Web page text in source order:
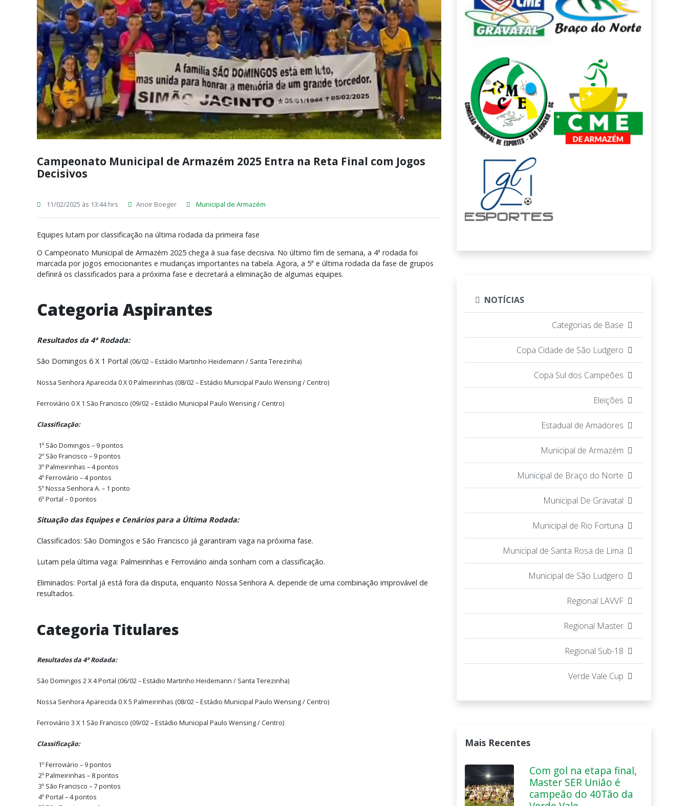
Campeonato Municipal de Armazém 2025 Entra na Reta Final com Jogos
Decisivos
11/02/2025 às 13:44 hrs Anoir Boeger Municipal de Armazém
Equipes lutam por classificação na última rodada da primeira fase
O Campeonato Municipal de Armazém 2025 chega à sua fase decisiva. No último fim de semana, a 4ª rodada foi
marcada por jogos emocionantes e mudanças importantes na tabela. Agora, a 5ª e última rodada da fase de grupos
definirá os classificados para a próxima fase e decretará a eliminação de algumas equipes.
Categoria Aspirantes
Resultados da 4ª Rodada:
São Domingos 6 X 1 Portal (06/02 – Estádio Martinho Heidemann / Santa Terezinha)
Nossa Senhora Aparecida 0 X 0 Palmeirinhas (08/02 – Estádio Municipal Paulo Wensing / Centro)
Ferroviário 0 X 1 São Francisco (09/02 – Estádio Municipal Paulo Wensing / Centro)
Classificação:
1º São Domingos – 9 pontos
2º São Francisco – 9 pontos
3º Palmeirinhas – 4 pontos
4º Ferroviário – 4 pontos
5º Nossa Senhora A. – 1 ponto
6º Portal – 0 pontos
Situação das Equipes e Cenários para a Última Rodada:
Classificados: São Domingos e São Francisco já garantiram vaga na próxima fase.
Lutam pela última vaga: Palmeirinhas e Ferroviário ainda sonham com a classificação.
Eliminados: Portal já está fora da disputa, enquanto Nossa Senhora A. depende de uma combinação improvável de
resultados.
Categoria Titulares
Resultados da 4ª Rodada:
São Domingos 2 X 4 Portal (06/02 – Estádio Martinho Heidemann / Santa Terezinha)
Nossa Senhora Aparecida 0 X 5 Palmeirinhas (08/02 – Estádio Municipal Paulo Wensing / Centro)
Ferroviário 3 X 1 São Francisco (09/02 – Estádio Municipal Paulo Wensing / Centro)
Classificação:
1º Ferroviário – 9 pontos
2º Palmeirinhas – 8 pontos
3º São Francisco – 7 pontos
4º Portal – 4 pontos
NOTÍCIAS
Categorias de Base
Copa Cidade de São Ludgero
Copa Sul dos Campeões
Eleições
Estadual de Amadores
Municipal de Armazém
Municipal de Braço do Norte
Municipal De Gravatal
Municipal de Rio Fortuna
Municipal de Santa Rosa de Lima
Municipal de São Ludgero
Regional LAVVF
Regional Master
Regional Sub-18
Verde Vale Cup
Mais Recentes
Com gol na etapa final,
Master SER União é
campeão do 40Tão da